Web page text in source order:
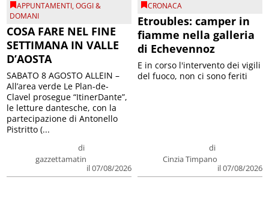
APPUNTAMENTI,OGGI &
DOMANI
COSA FARE NEL FINE
SETTIMANA IN VALLE
D’AOSTA
di
gazzettamatin
il 07/08/2026
SABATO 8 AGOSTO ALLEIN –
All’area verde Le Plan-de-
Clavel prosegue “ItinerDante”,
le letture dantesche, con la
partecipazione di Antonello
Pistritto (...
CRONACA
Etroubles: camper in
fiamme nella galleria
di Echevennoz
di
Cinzia Timpano
il 07/08/2026
E in corso l'intervento dei vigili
del fuoco, non ci sono feriti